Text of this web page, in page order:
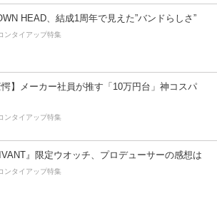
HEAD、結成1周年で見えた”バンドらしさ”
ンタイアップ特集
愕】メーカー社員が推す「10万円台」神コスパ
ンタイアップ特集
』限定ウオッチ、プロデューサーの感想は
ンタイアップ特集